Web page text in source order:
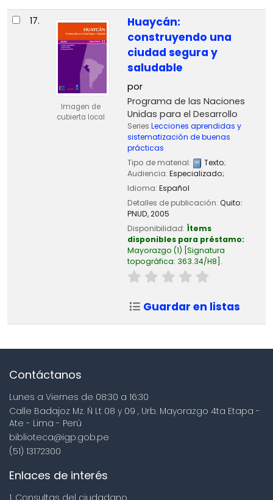
17.
Imagen de
cubierta local
Huaycán:
construyendo una
ciudad segura y
saludable
por
Programa de las Naciones
Unidas para el Desarrollo
Series Lecciones aprendidas y
sistematización de buenas
prácticas
Tipo de material:
Texto;
Audiencia: Especializado;
Idioma: Español
Detalles de publicación: Quito:
PNUD,2005
Disponibilidad: Ítems
disponibles para préstamo:
Mayorazgo (1) Signatura
topográfica: 363.34/H8 .
Guardar en listas
Contáctanos
Lunes a Viernes de 08:30 a 16:30
Calle Badajoz Mz. Ñ Lt 08 y 09 , Urb. Mayorazgo 4ta Etapa -
Ate - Lima - Perú
biblioteca@igp.gob.pe
(51) 13172300
Enlaces de interés